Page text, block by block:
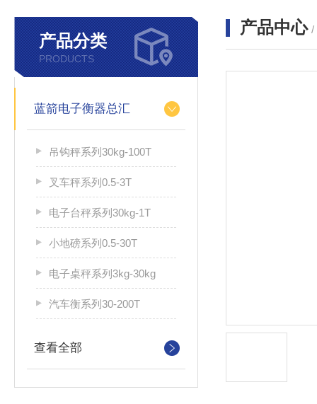
产品分类
PRODUCTS
蓝箭电子衡器总汇
吊钩秤系列30kg-100T
叉车秤系列0.5-3T
电子台秤系列30kg-1T
小地磅系列0.5-30T
电子桌秤系列3kg-30kg
汽车衡系列30-200T
查看全部
产品中心 /